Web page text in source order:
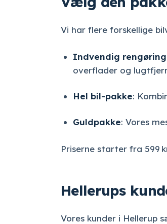
Vi har flere forskellige
Indvendig rengøring
overflader og
Hel bil-pakke:
Guldpakke: Vores
Priserne starter fra 599
Hellerups
Vores kunder i Hellerup